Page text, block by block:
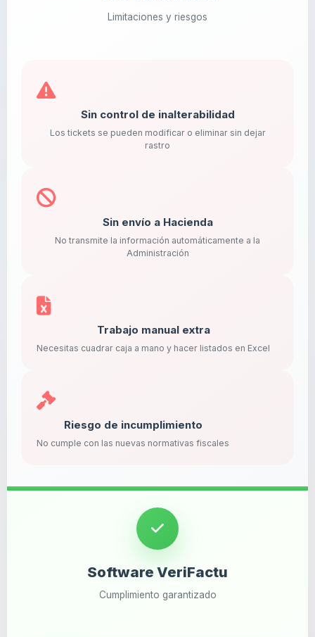
Limitaciones y riesgos
Sin control de inalterabilidad
Los tickets se pueden modificar o eliminar sin dejar
rastro
Sin envío a Hacienda
No transmite la información automáticamente a la
Administración
Trabajo manual extra
Necesitas cuadrar caja a mano y hacer listados en Excel
Riesgo de incumplimiento
No cumple con las nuevas normativas fiscales
Software VeriFactu
Cumplimiento garantizado